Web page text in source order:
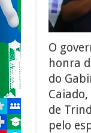
O
honra
do
de
pelo